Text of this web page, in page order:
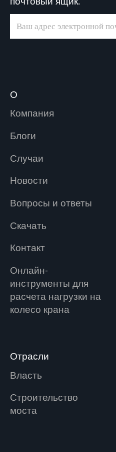
О
Компания
Блоги
Случаи
Новости
Вопросы и ответы
Скачать
Контакт
Онлайн-
инструменты для
расчета нагрузки на
колесо крана
Отрасли
Власть
Строительство
моста